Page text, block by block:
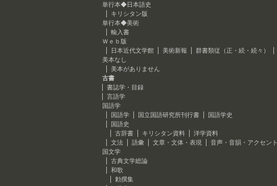
単行本◆日本語史
キリシタン版
単行本◆美術
輸入書
Ｗｅｂ版
日本近代文学館
美術新報 群書類従（正・続・続々）
美本なし
美本がありません
古書
書誌学・目録
言語学
国語学
国語学
国立国語研究所刊行書
国語学史
国語史
古辞書
キリシタン資料
洋学資料
文法
語彙 文章・文体・表現 音声・音韻・アクセント
国文学
古典文学総論
和歌
勅撰集